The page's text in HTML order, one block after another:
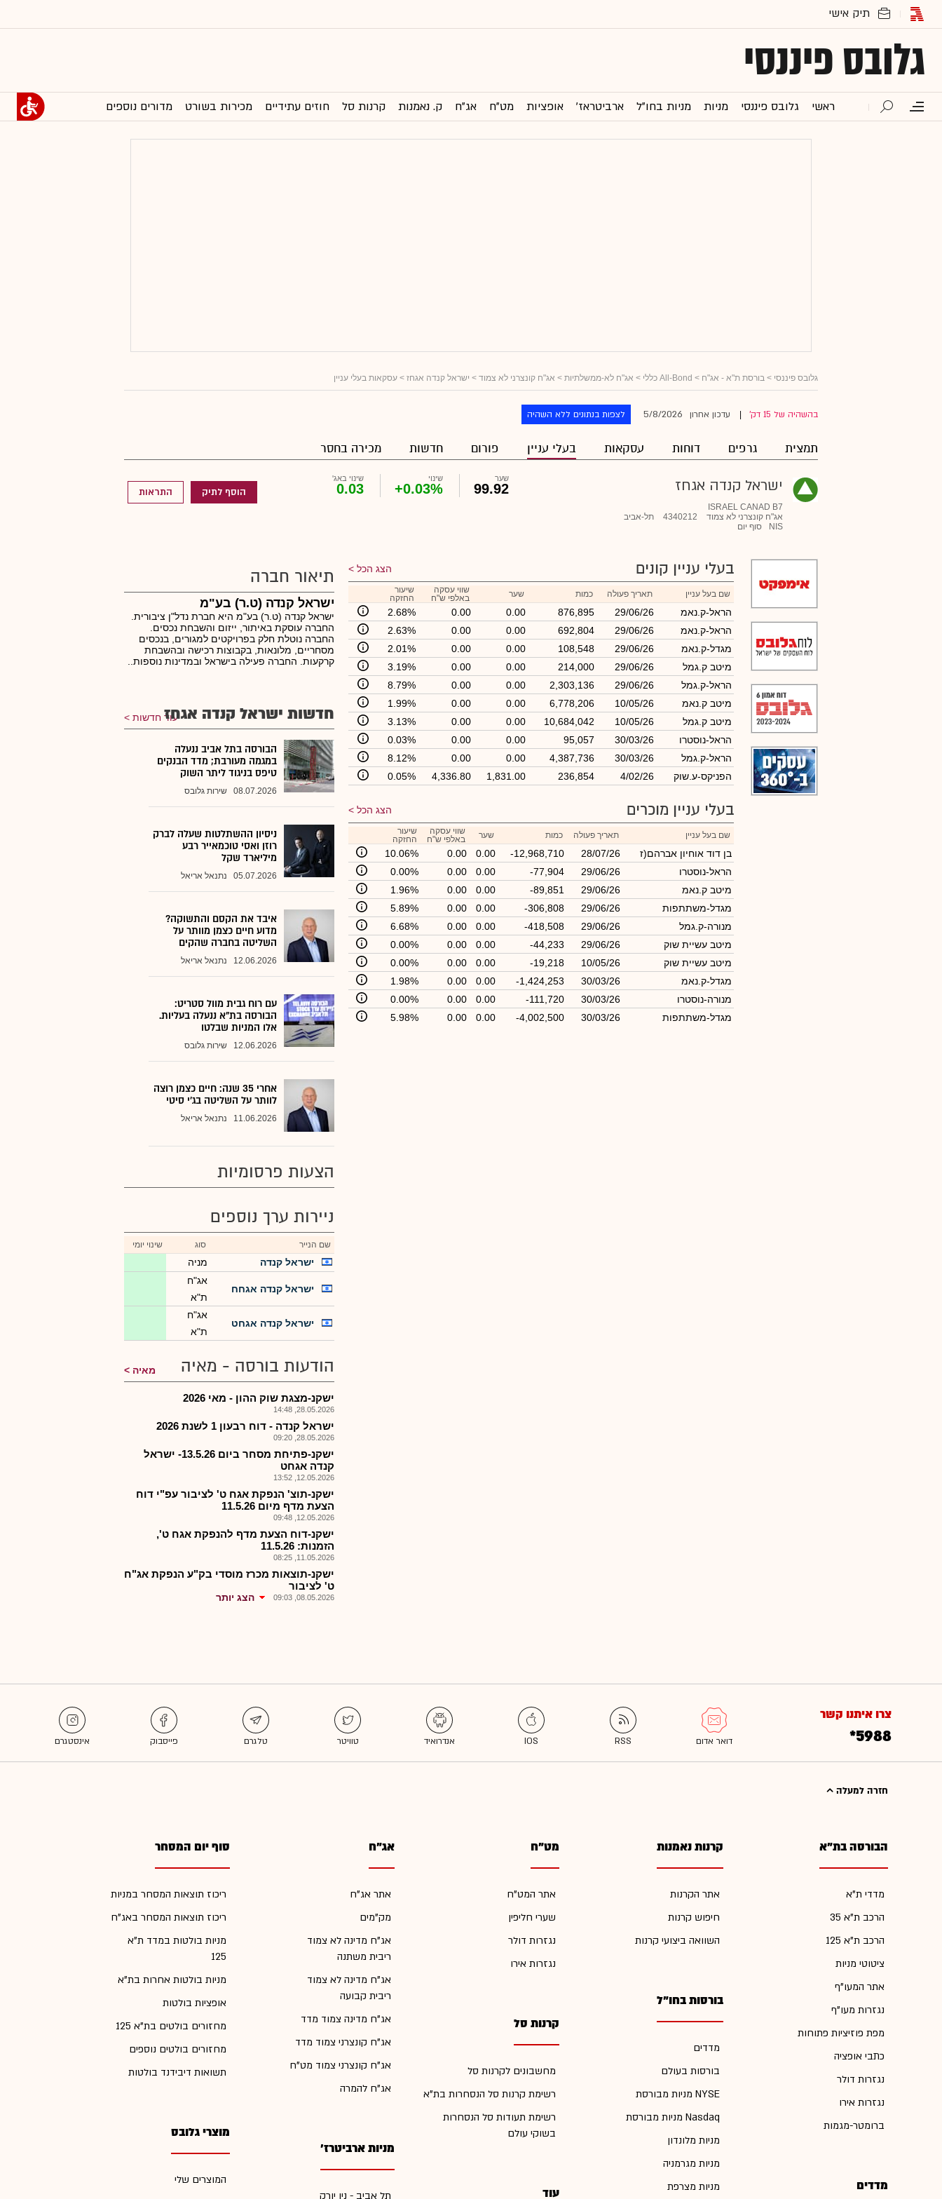
גלובס פיננסי
ראשי גלובס פיננסי מניות מניות בחו"ל ארביטראז' אופציות מט"ח אג"ח ק. נאמנות קרנות סל חוזים עתידיים מכירות בשורט מדורים נוספים
גלובס פיננסי > בורסת ת"א - אג"ח > All-Bond כללי > אג"ח לא-ממשלתיות > אג"ח קונצרני לא צמוד > ישראל קנדה אגחז > עסקאות בעלי עניין
בהשהיה של 15 דק' עדכון אחרון 5/8/2026 לצפות בנתונים ללא השהיה
תמצית גרפים דוחות עסקאות בעלי עניין פורום חדשות מכירה בחסר
ישראל קנדה אגחז
ISRAEL CANAD B7
אג"ח קונצרני לא צמוד
4340212
תל-אביב
NIS
סוף יום
שער
99.92
שינוי
+0.03%
שינוי באג'
0.03 הוסף לתיק התראות
בעלי עניין קונים הצג הכל
שם בעל עניין תאריך פעולה כמות שער
שווי עסקה
באלפי ש"ח
שיעור
החזקה
הראל-ק.נאמ 29/06/26
876,895
0.00
0.00
2.68%
הראל-ק.נאמ
29/06/26
692,804
0.00
0.00
2.63%
מגדל-ק.נאמ
29/06/26
108,548
0.00
0.00
2.01%
מיטב ק.גמל
29/06/26
214,000
0.00
0.00
3.19%
הראל-ק.גמל
29/06/26
2,303,136
0.00
0.00
8.79%
מיטב ק.נאמ
10/05/26
6,778,206
0.00
0.00
1.99%
מיטב ק.גמל
10/05/26
10,684,042
0.00
0.00
3.13%
הראל-נוסטרו
30/03/26
95,057
0.00
0.00
0.03%
הראל-ק.גמל
30/03/26
4,387,736
0.00
0.00
8.12%
הפניקס-ע.שוק
4/02/26
236,854
1,831.00
4,336.80
0.05%
בעלי עניין מוכרים הצג הכל
שם בעל עניין תאריך פעולה כמות שער
שווי עסקה
באלפי ש"ח
שיעור
החזקה
בן דוד אוחיון אברהם(ז 28/07/26
-12,968,710
0.00
0.00
10.06%
הראל-נוסטרו
29/06/26
-77,904
0.00
0.00
0.00%
מיטב ק.נאמ
29/06/26
-89,851
0.00
0.00
1.96%
מגדל-משתתפות
29/06/26
-306,808
0.00
0.00
5.89%
מנורה-ק.גמל
29/06/26
-418,508
0.00
0.00
6.68%
מיטב עשיית שוק
29/06/26
-44,233
0.00
0.00
0.00%
מיטב עשיית שוק
10/05/26
-19,218
0.00
0.00
0.00%
מגדל-ק.נאמ
30/03/26
-1,424,253
0.00
0.00
1.98%
מנורה-נוסטרו
30/03/26
-111,720
0.00
0.00
0.00%
מגדל-משתתפות
30/03/26
-4,002,500
0.00
0.00
5.98%
תיאור חברה
ישראל קנדה (ט.ר) בע"מ
ישראל קנדה (ט.ר) בע"מ היא חברת נדל"ן ציבורית.
החברה עוסקת באיתור, ייזום והשבחת נכסים.
החברה נוטלת חלק בפרויקטים למגורים, בנכסים
מסחריים, מלונאות, בקבוצות רכישה ובהשבחת
קרקעות. החברה פעילה בישראל ובמדינות נוספות..
חדשות ישראל קנדה אגחזעוד חדשות
הבורסה בתל אביב ננעלה
במגמה מעורבת; מדד הבנקים
טיפס בניגוד ליתר השוק
08.07.2026 שירות גלובס
ניסיון ההשתלטות שעלה לברק
רוזן ואסי טוכמאייר רבע
מיליארד שקל
05.07.2026 נתנאל אריאל
איבד את הקסם והתשוקה?
מדוע חיים כצמן מוותר על
השליטה בחברה שהקים
12.06.2026 נתנאל אריאל
עם רוח גבית מוול סטריט:
הבורסה בת"א ננעלה בעליות.
אלו המניות שבלטו
12.06.2026 שירות גלובס
אחרי 35 שנה: חיים כצמן רוצה
לוותר על השליטה בג'י סיטי
11.06.2026 נתנאל אריאל
הצעות פרסומיות
ניירות ערך נוספים
שם הנייר סוג שינוי יומי
ישראל קנדה מניה
ישראל קנדה אגחח
אג"ח
ת"א
ישראל קנדה אגחט
אג"ח
ת"א
הודעות בורסה - מאיה מאיה
ישקנ-מצגת שוק ההון - מאי 2026
28.05.2026, 14:48
ישראל קנדה - דוח רבעון 1 לשנת 2026
28.05.2026, 09:20
ישקנ-פתיחת מסחר ביום 13.5.26- ישראל
קנדה אגחט
12.05.2026, 13:52
ישקנ-תוצ' הנפקת אגח ט' לציבור עפ"י דוח
הצעת מדף מיום 11.5.26
12.05.2026, 09:48
ישקנ-דוח הצעת מדף להנפקת אגח ט',
הזמנות: 11.5.26
11.05.2026, 08:25
ישקנ-תוצאות מכרז מוסדי בק"ע הנפקת אג"ח
ט' לציבור
08.05.2026, 09:03 הצג יותר
צרו איתנו קשר
*5988
חזרה למעלה
הבורסה בת"א
מדדי ת"א
הרכב ת"א 35
הרכב ת"א 125
ציטוטי מניות
אתר המעו"ף
נגזרות מעו"ף
מפת פוזיציות פתוחות
כתבי אופציה
נגזרות דולר
נגזרות אירו
ברומטר-מגמות
מדדים
קרנות נאמנות
אתר הקרנות
חיפוש קרנות
השוואה ביצועי קרנות
בורסות בחו"ל
מדדים
בורסות בעולם
מניות מבורסת NYSE
מניות מבורסת Nasdaq
מניות מלונדון
מניות מגרמניה
מניות מצרפת
מט"ח
אתר המט"ח
שערי חליפין
נגזרות דולר
נגזרות אירו
קרנות סל
מחשבונים לקרנות סל
רשימת קרנות סל הנסחרות בת"א
רשימת תעודות סל הנסחרות
בשוקי עולם
עוד
אג"ח
אתר אג"ח
מק"מים
אג"ח מדינה לא צמוד
ריבית משתנה
אג"ח מדינה לא צמוד
ריבית קבועה
אג"ח מדינה צמוד מדד
אג"ח קונצרני צמוד מדד
אג"ח קונצרני צמוד מט"ח
אג"ח להמרה
מניות ארביטרז'
תל אביב - ניו יורק
סוף יום המסחר
ריכוז תוצאות המסחר במניות
ריכוז תוצאות המסחר באג"ח
מניות בולטות במדד ת"א
125
מניות בולטות אחרות בת"א
אופציות בולטות
מחזורים בולטים בת"א 125
מחזורים בולטים נוספים
תשואות דיבידנד בולטות
מוצרי גלובס
המוצרים שלי